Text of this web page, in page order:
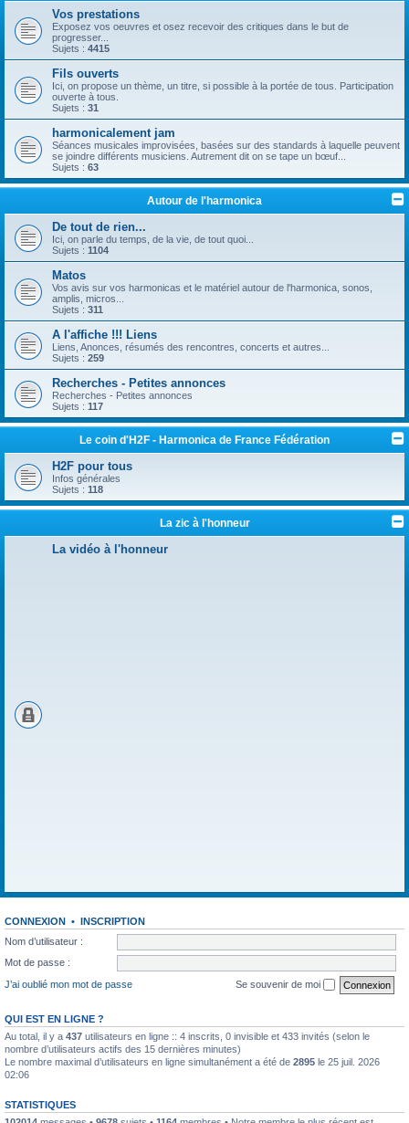
Vos prestations
Exposez vos oeuvres et osez recevoir des critiques dans le but de
progresser...
Sujets : 4415
Fils ouverts
Ici, on propose un thème, un titre, si possible à la portée de tous. Participation
ouverte à tous.
Sujets : 31
harmonicalement jam
Séances musicales improvisées, basées sur des standards à laquelle peuvent
se joindre différents musiciens. Autrement dit on se tape un bœuf...
Sujets : 63
Autour de l'harmonica
De tout de rien...
Ici, on parle du temps, de la vie, de tout quoi...
Sujets : 1104
Matos
Vos avis sur vos harmonicas et le matériel autour de l'harmonica, sonos,
amplis, micros...
Sujets : 311
A l'affiche !!! Liens
Liens, Anonces, résumés des rencontres, concerts et autres...
Sujets : 259
Recherches - Petites annonces
Recherches - Petites annonces
Sujets : 117
Le coin d'H2F - Harmonica de France Fédération
H2F pour tous
Infos générales
Sujets : 118
La zic à l'honneur
La vidéo à l'honneur
CONNEXION • INSCRIPTION
Nom d’utilisateur :
Mot de passe :
J’ai oublié mon mot de passe
Se souvenir de moi
QUI EST EN LIGNE ?
Au total, il y a 437 utilisateurs en ligne :: 4 inscrits, 0 invisible et 433 invités (selon le
nombre d’utilisateurs actifs des 15 dernières minutes)
Le nombre maximal d’utilisateurs en ligne simultanément a été de 2895 le 25 juil. 2026
02:06
STATISTIQUES